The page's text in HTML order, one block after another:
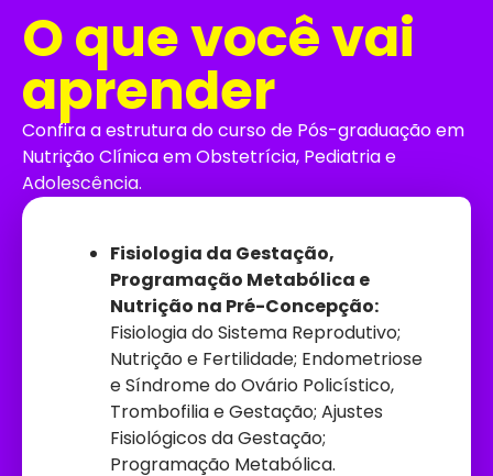
O que você vai
aprender
Confira a estrutura do curso de Pós-graduação em
Nutrição Clínica em Obstetrícia, Pediatria e
Adolescência.
Fisiologia da Gestação,
Programação Metabólica e
Nutrição na Pré-Concepção:
Fisiologia do Sistema Reprodutivo;
Nutrição e Fertilidade; Endometriose
e Síndrome do Ovário Policístico,
Trombofilia e Gestação; Ajustes
Fisiológicos da Gestação;
Programação Metabólica.